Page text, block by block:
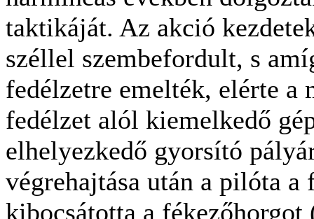
taktikáját. Az akció
széllel szembefordult, s
fedélzetre emelték, elérte a
fedélzet alól kiemelkedő
elhelyezkedő gyorsító
végrehajtása után a pilóta
kibocsátotta a fékezőhorgot